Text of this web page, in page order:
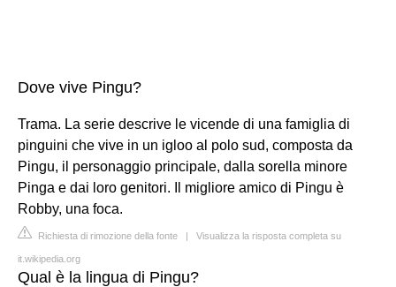
Dove vive Pingu?
Trama. La serie descrive le vicende di una famiglia di
pinguini che vive in un igloo al polo sud, composta da
Pingu, il personaggio principale, dalla sorella minore
Pinga e dai loro genitori. Il migliore amico di Pingu è
Robby, una foca.
Richiesta di rimozione della fonte | Visualizza la risposta completa su
it.wikipedia.org
Qual è la lingua di Pingu?